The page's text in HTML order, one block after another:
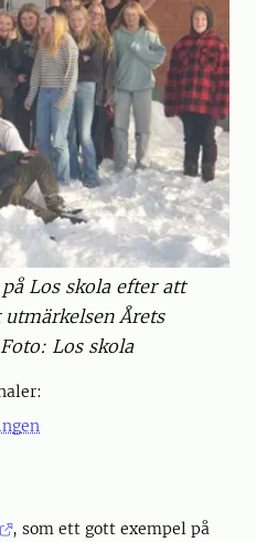
Los skola efter att
Årets
Los skola
, som ett gott exempel på